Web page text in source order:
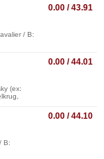
0.00 / 43.91
/ B:
0.00 / 44.01
(ex:
0.00 / 44.10
B: